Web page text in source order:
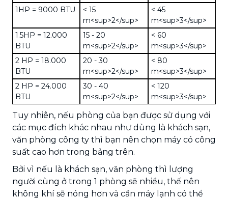
1HP = 9000 BTU
< 15
m<sup>2</sup>
< 45
m<sup>3</sup>
1.5HP = 12.000
BTU
15 - 20
m<sup>2</sup>
< 60
m<sup>3</sup>
2 HP = 18.000
BTU
20 - 30
m<sup>2</sup>
< 80
m<sup>3</sup>
2 HP = 24.000
BTU
30 - 40
m<sup>2</sup>
< 120
m<sup>3</sup>
Tuy nhiên, nếu phòng của bạn được sử dụng với
các mục đích khác nhau như dùng là khách sạn,
văn phòng công ty thì bạn nên chọn máy có công
suất cao hơn trong bảng trên.
Bởi vì nếu là khách sạn, văn phòng thì lượng
người cùng ở trong 1 phòng sẽ nhiều, thế nên
không khí sẽ nóng hơn và cần máy lạnh có thể